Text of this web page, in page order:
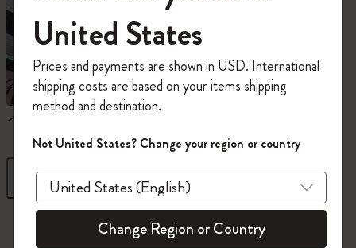
ノートブック
フィルター 並び替え
845 プロダクツ
モレスキンの世界へようこそ
「WELCOME10」を入力すると、初回注
文が10%オフ＋送料無料になります。セ
ール・アウトレット品は適用外。
Moleskineアカウントを作成して限定オフ
ァーや会員特典、さらに多くのインスピ
レーションを手に入れましょう。
今すぐ会員登録 !
United States
Prices and payments are shown in USD. International
shipping costs are based on your items shipping
method and destination.
Not United States? Change your region or country
Change Region or Country